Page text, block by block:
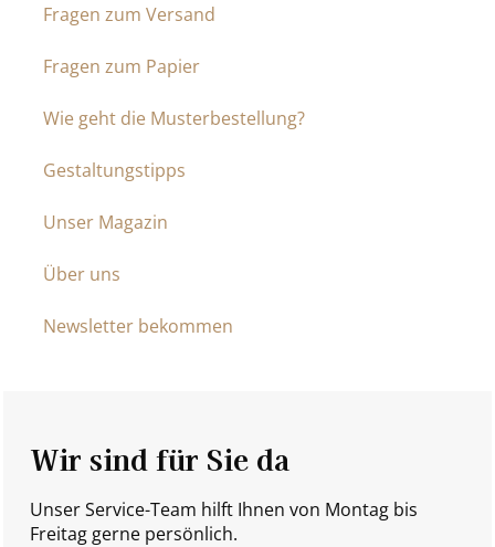
Fragen zum Versand
Fragen zum Papier
Wie geht die Musterbestellung?
Gestaltungstipps
Unser Magazin
Über uns
Newsletter bekommen
Wir sind für Sie da
Unser Service-Team hilft Ihnen von Montag bis
Freitag gerne persönlich.